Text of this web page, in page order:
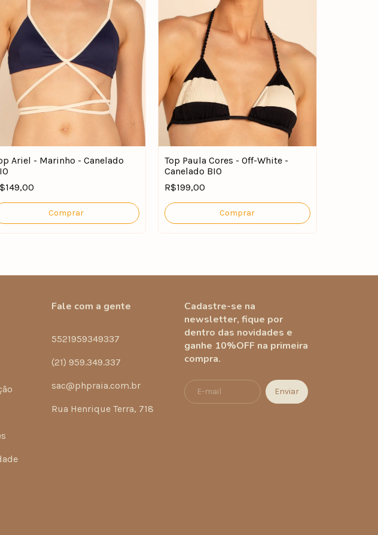
Ariel - Marinho - Canelado
Comprar
Top Paula Cores - Off-White -
Canelado BIO
R$199,00
Comprar
Fale com a gente
5521959349337
(21) 959.349.337
sac@phpraia.com.br
Rua Henrique Terra, 718
Cadastre-se na
newsletter, fique por
dentro das novidades e
ganhe 10%OFF na primeira
compra.